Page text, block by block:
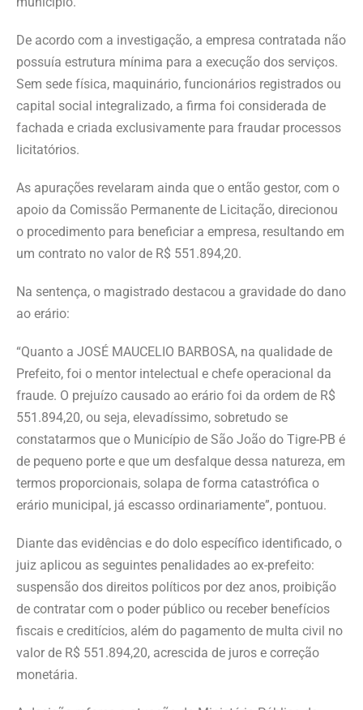
De acordo com a investigação, a empresa contratada não
possuía estrutura mínima para a execução dos serviços.
Sem sede física, maquinário, funcionários registrados ou
capital social integralizado, a firma foi considerada de
fachada e criada exclusivamente para fraudar processos
licitatórios.
As apurações revelaram ainda que o então gestor, com o
apoio da Comissão Permanente de Licitação, direcionou
o procedimento para beneficiar a empresa, resultando em
um contrato no valor de R$ 551.894,20.
Na sentença, o magistrado destacou a gravidade do dano
ao erário:
“Quanto a JOSÉ MAUCELIO BARBOSA, na qualidade de
Prefeito, foi o mentor intelectual e chefe operacional da
fraude. O prejuízo causado ao erário foi da ordem de R$
551.894,20, ou seja, elevadíssimo, sobretudo se
constatarmos que o Município de São João do Tigre-PB é
de pequeno porte e que um desfalque dessa natureza, em
termos proporcionais, solapa de forma catastrófica o
erário municipal, já escasso ordinariamente”, pontuou.
Diante das evidências e do dolo específico identificado, o
juiz aplicou as seguintes penalidades ao ex-prefeito:
suspensão dos direitos políticos por dez anos, proibição
de contratar com o poder público ou receber benefícios
fiscais e creditícios, além do pagamento de multa civil no
valor de R$ 551.894,20, acrescida de juros e correção
monetária.